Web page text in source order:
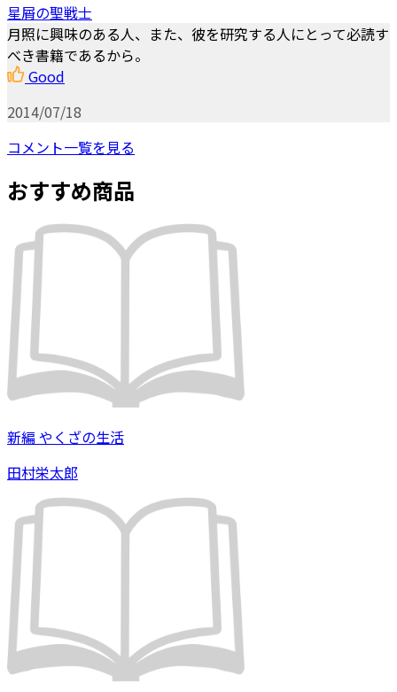
星屑の聖戦士
月照に興味のある人、また、彼を研究する人にとって必読す
べき書籍であるから。
Good
2014/07/18
コメント一覧を見る
おすすめ商品
新編 やくざの生活
田村栄太郎